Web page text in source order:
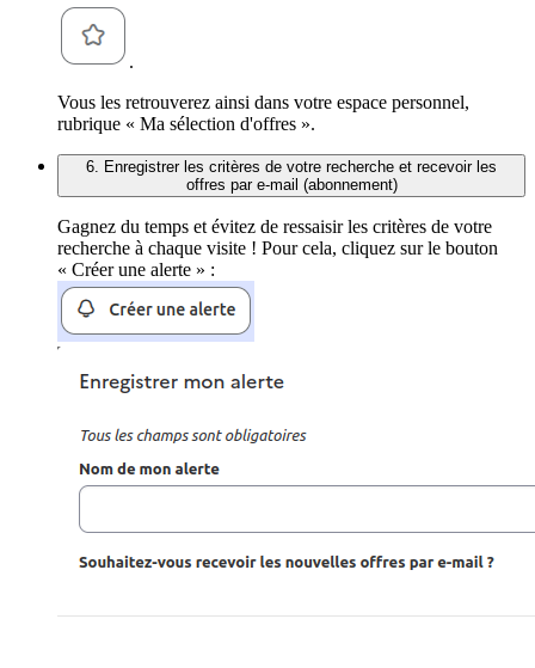
.
Vous les retrouverez ainsi dans votre espace personnel,
rubrique « Ma sélection d'offres ».
6. Enregistrer les critères de votre recherche et recevoir les
offres par e-mail (abonnement)
Gagnez du temps et évitez de ressaisir les critères de votre
recherche à chaque visite ! Pour cela, cliquez sur le bouton
« Créer une alerte » :